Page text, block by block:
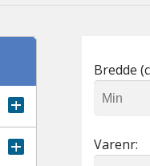
Bredde
Varenr: